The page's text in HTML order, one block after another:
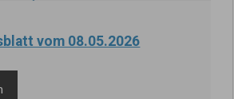
vom 08.05.2026